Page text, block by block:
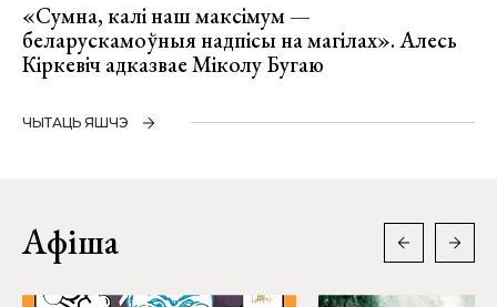
«Сумна, калі наш максімум —
беларускамоўныя надпісы на магілах». Алесь
Кіркевіч адказвае Міколу Бугаю
ЧЫТАЦЬ ЯШЧЭ
Афіша